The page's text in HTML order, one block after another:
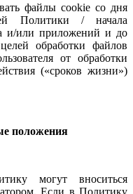
файлы cookie со дня
Политики / начала
и/или приложений и до
обработки файлов
от обработки
(«сроков жизни»)
положения
могут вноситься
Если в Политику